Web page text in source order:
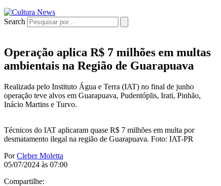
Search
Operação aplica R$ 7 milhões em multas
ambientais na Região de Guarapuava
Realizada pelo Instituto Água e Terra (IAT) no final de junho
operação teve alvos em Guarapuava, Pudentóplis, Irati, Pinhão,
Inácio Martins e Turvo.
Técnicos do IAT aplicaram quase R$ 7 milhões em multa por
desmatamento ilegal na região de Guarapuava. Foto: IAT-PR
PorCleber Moletta
05/07/2024 às 07:00
Compartilhe: